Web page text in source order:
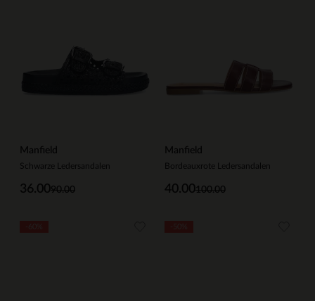
Manfield
Schwarze Ledersandalen
90.00
36.00
Manfield
Bordeauxrote Ledersandalen
100.00
40.00